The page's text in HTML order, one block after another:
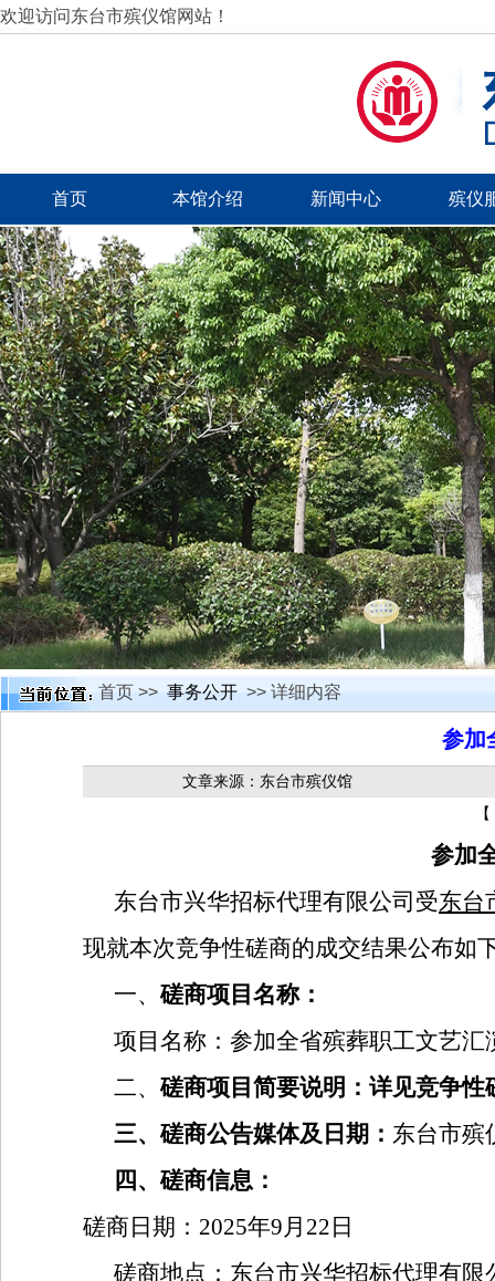
欢迎访问东台市殡仪馆网站！
首页 本馆介绍 新闻中心 殡仪
首页 >> 事务公开 >> 详细内容
参加
文章来源：东台市殡仪馆
【
参加
东台市兴华招标代理有限公司受东台
现就本次竞争性磋商的成交结果公布如
一、 磋商项目名称：
项目名称：参加全省殡葬职工文艺汇
二、 磋商项目简要说明： 详见竞争性
三、 磋商公告媒体及日期： 东台市殡
四、 磋商信息：
磋商日期： 2025年9月 22 日
磋商地点： 东台市兴华招标代理有限